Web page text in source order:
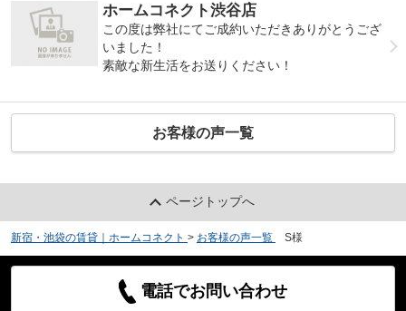
ホームコネクト渋谷店
この度は弊社にてご成約いただきありがとうござ
いました！
素敵な新生活をお送りください！
お客様の声一覧
ページトップへ
新宿・池袋の賃貸｜ホームコネクト > お客様の声一覧 S様
電話でお問い合わせ